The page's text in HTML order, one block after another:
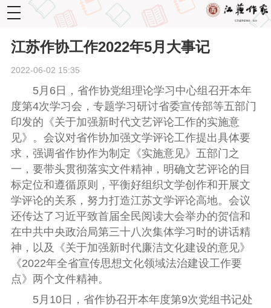
toggle
navigation
江苏作协工作2022年5月大事记
2022-06-02 15:35
5月 6日，省作协党组理论学习中心组召开本年
度第4次学习会，专题学习研讨省委宣传部等五部门
印发的《关于加强新时代文艺评论工作的实施意
见》。会议对省作协加强文学评论工作提出具体要
求，强调省作协作为制定《实施意见》五部门之
一，要带头贯彻落实文件精神，明确文艺评论的目
标定位和遵循原则，平衡好组织文学创作和开展文
学评论的关系，努力打造江苏文学评论高地。会议
还传达了习近平致首届全民阅读大会举办的贺信和
在中共中央政治局第三十八次集体学习时的讲话精
神，以及《关于加强新时代廉洁文化建设的意见》
《2022年全省宣传思想文化领域法治建设工作要
点》两个文件精神。
5月 10日，省作协召开本年度第9次党组书记处